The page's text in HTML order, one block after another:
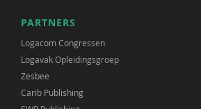
PARTNERS
Logacom Congressen
Logavak Opleidingsgroep
Zesbee
Carib Publishing